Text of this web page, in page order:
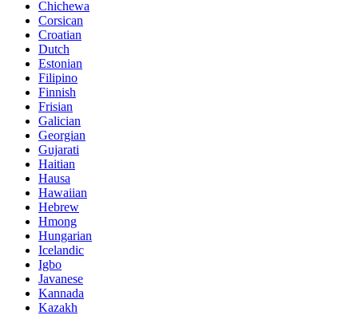
Chichewa
Corsican
Croatian
Dutch
Estonian
Filipino
Finnish
Frisian
Galician
Georgian
Gujarati
Haitian
Hausa
Hawaiian
Hebrew
Hmong
Hungarian
Icelandic
Igbo
Javanese
Kannada
Kazakh